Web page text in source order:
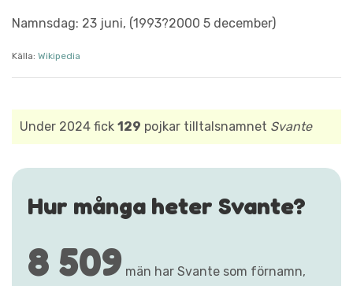
Namnsdag: 23 juni, (1993?2000 5 december)
Källa: Wikipedia
Under 2024 fick 129 pojkar tilltalsnamnet Svante
Hur många heter Svante?
8 509 män har Svante som förnamn,